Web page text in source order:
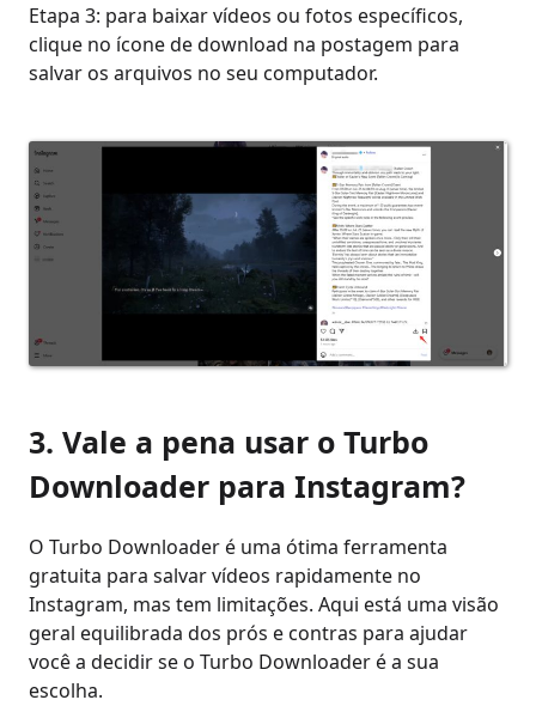
Etapa 3: para baixar vídeos ou fotos específicos,
clique no ícone de download na postagem para
salvar os arquivos no seu computador.
3. Vale a pena usar o Turbo
Downloader para Instagram?
O Turbo Downloader é uma ótima ferramenta
gratuita para salvar vídeos rapidamente no
Instagram, mas tem limitações. Aqui está uma visão
geral equilibrada dos prós e contras para ajudar
você a decidir se o Turbo Downloader é a sua
escolha.